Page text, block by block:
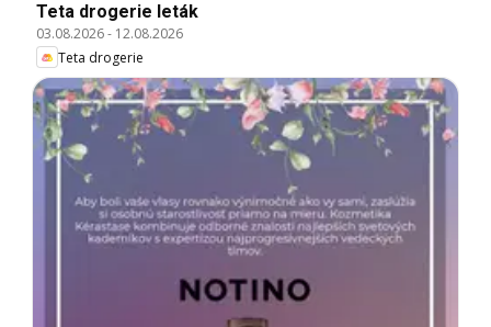
Teta drogerie leták
03.08.2026- 12.08.2026
Teta drogerie